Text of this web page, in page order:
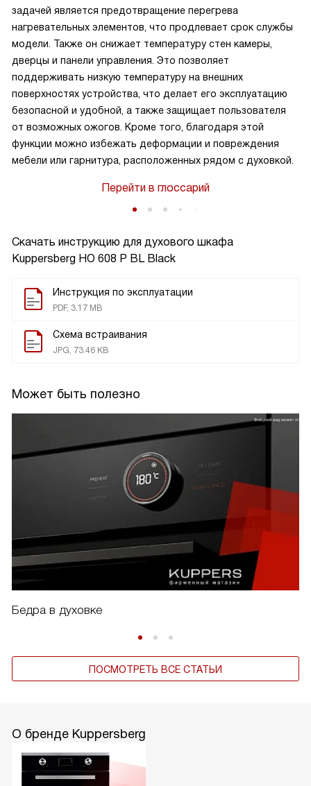
Скачать инструкцию для духового шкафа
Kuppersberg HO 608 P BL Black
Инструкция по эксплуатации
PDF, 3.17 MB
Схема встраивания
JPG, 73.46 KB
Может быть полезно
Бедра в духовке
ПОСМОТРЕТЬ ВСЕ СТАТЬИ
задачей является предотвращение перегрева
нагревательных элементов, что продлевает срок службы
модели. Также он снижает температуру стен камеры,
дверцы и панели управления. Это позволяет
поддерживать низкую температуру на внешних
поверхностях устройства, что делает его эксплуатацию
безопасной и удобной, а также защищает пользователя
от возможных ожогов. Кроме того, благодаря этой
функции можно избежать деформации и повреждения
мебели или гарнитура, расположенных рядом с духовкой.
Перейти в глоссарий
О бренде Kuppersberg